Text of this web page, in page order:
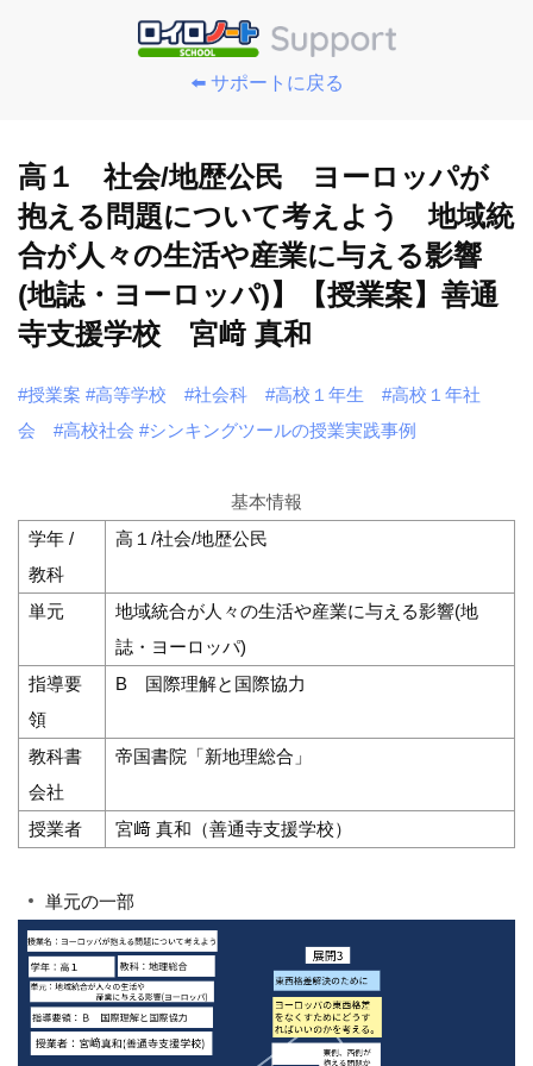
⬅️ サポートに戻る
高１ 社会/地歴公民 ヨーロッパが
抱える問題について考えよう 地域統
合が人々の生活や産業に与える影響
(地誌・ヨーロッパ)】【授業案】善通
寺支援学校 宮﨑 真和
#授業案 #高等学校 #社会科 #高校１年生
#高校１年社
会
#高校社会 #シンキングツールの授業実践事例
基本情報
学年 /
教科
高１/社会/地歴公民
単元
地域統合が人々の生活や産業に与える影響(地
誌・ヨーロッパ)
指導要
領
B 国際理解と国際協力
教科書
会社
帝国書院「新地理総合」
授業者 宮﨑 真和（善通寺支援学校）
単元の一部